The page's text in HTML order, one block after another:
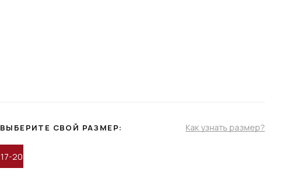
ВЫБЕРИТЕ СВОЙ РАЗМЕР: Как узнать размер?
17-20